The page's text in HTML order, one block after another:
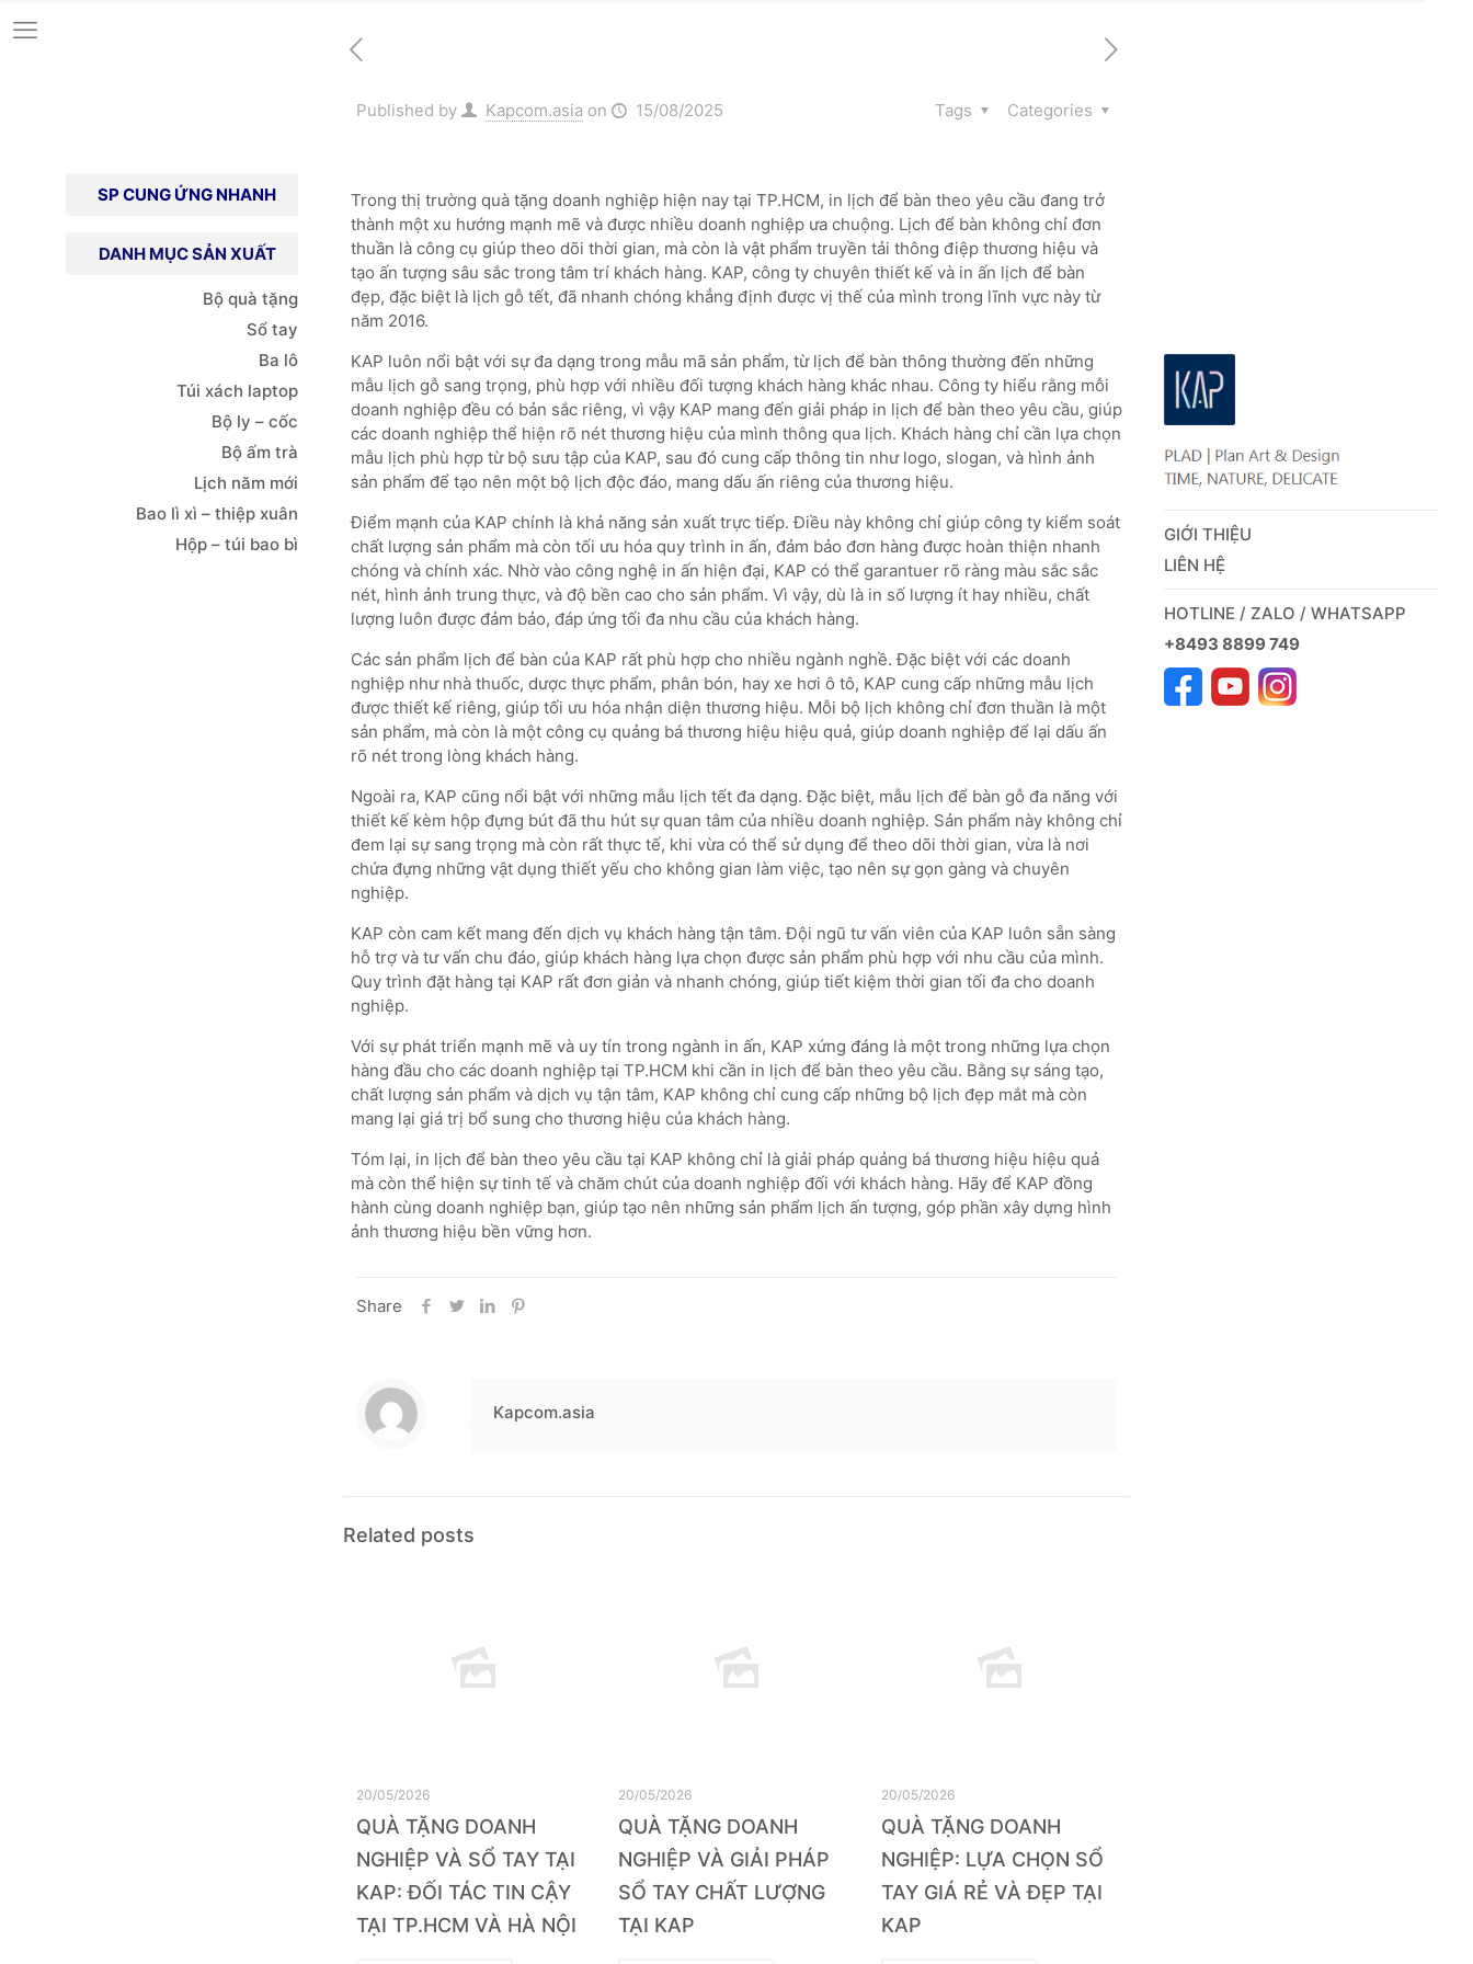
Published by Kapcom.asia on 15/08/2025 Categories
Tags
Trong thị trường quà tặng doanh nghiệp hiện nay tại TP.HCM, in lịch để bàn theo yêu cầu đang trở
thành một xu hướng mạnh mẽ và được nhiều doanh nghiệp ưa chuộng. Lịch để bàn không chỉ đơn
thuần là công cụ giúp theo dõi thời gian, mà còn là vật phẩm truyền tải thông điệp thương hiệu và
tạo ấn tượng sâu sắc trong tâm trí khách hàng. KAP, công ty chuyên thiết kế và in ấn lịch để bàn
đẹp, đặc biệt là lịch gỗ tết, đã nhanh chóng khẳng định được vị thế của mình trong lĩnh vực này từ
năm 2016.
KAP luôn nổi bật với sự đa dạng trong mẫu mã sản phẩm, từ lịch để bàn thông thường đến những
mẫu lịch gỗ sang trọng, phù hợp với nhiều đối tượng khách hàng khác nhau. Công ty hiểu rằng mỗi
doanh nghiệp đều có bản sắc riêng, vì vậy KAP mang đến giải pháp in lịch để bàn theo yêu cầu, giúp
các doanh nghiệp thể hiện rõ nét thương hiệu của mình thông qua lịch. Khách hàng chỉ cần lựa chọn
mẫu lịch phù hợp từ bộ sưu tập của KAP, sau đó cung cấp thông tin như logo, slogan, và hình ảnh
sản phẩm để tạo nên một bộ lịch độc đáo, mang dấu ấn riêng của thương hiệu.
Điểm mạnh của KAP chính là khả năng sản xuất trực tiếp. Điều này không chỉ giúp công ty kiểm soát
chất lượng sản phẩm mà còn tối ưu hóa quy trình in ấn, đảm bảo đơn hàng được hoàn thiện nhanh
chóng và chính xác. Nhờ vào công nghệ in ấn hiện đại, KAP có thể garantuer rõ ràng màu sắc sắc
nét, hình ảnh trung thực, và độ bền cao cho sản phẩm. Vì vậy, dù là in số lượng ít hay nhiều, chất
lượng luôn được đảm bảo, đáp ứng tối đa nhu cầu của khách hàng.
Các sản phẩm lịch để bàn của KAP rất phù hợp cho nhiều ngành nghề. Đặc biệt với các doanh
nghiệp như nhà thuốc, dược thực phẩm, phân bón, hay xe hơi ô tô, KAP cung cấp những mẫu lịch
được thiết kế riêng, giúp tối ưu hóa nhận diện thương hiệu. Mỗi bộ lịch không chỉ đơn thuần là một
sản phẩm, mà còn là một công cụ quảng bá thương hiệu hiệu quả, giúp doanh nghiệp để lại dấu ấn
rõ nét trong lòng khách hàng.
Ngoài ra, KAP cũng nổi bật với những mẫu lịch tết đa dạng. Đặc biệt, mẫu lịch để bàn gỗ đa năng với
thiết kế kèm hộp đựng bút đã thu hút sự quan tâm của nhiều doanh nghiệp. Sản phẩm này không chỉ
đem lại sự sang trọng mà còn rất thực tế, khi vừa có thể sử dụng để theo dõi thời gian, vừa là nơi
chứa đựng những vật dụng thiết yếu cho không gian làm việc, tạo nên sự gọn gàng và chuyên
nghiệp.
KAP còn cam kết mang đến dịch vụ khách hàng tận tâm. Đội ngũ tư vấn viên của KAP luôn sẵn sàng
hỗ trợ và tư vấn chu đáo, giúp khách hàng lựa chọn được sản phẩm phù hợp với nhu cầu của mình.
Quy trình đặt hàng tại KAP rất đơn giản và nhanh chóng, giúp tiết kiệm thời gian tối đa cho doanh
nghiệp.
Với sự phát triển mạnh mẽ và uy tín trong ngành in ấn, KAP xứng đáng là một trong những lựa chọn
hàng đầu cho các doanh nghiệp tại TP.HCM khi cần in lịch để bàn theo yêu cầu. Bằng sự sáng tạo,
chất lượng sản phẩm và dịch vụ tận tâm, KAP không chỉ cung cấp những bộ lịch đẹp mắt mà còn
mang lại giá trị bổ sung cho thương hiệu của khách hàng.
Tóm lại, in lịch để bàn theo yêu cầu tại KAP không chỉ là giải pháp quảng bá thương hiệu hiệu quả
mà còn thể hiện sự tinh tế và chăm chút của doanh nghiệp đối với khách hàng. Hãy để KAP đồng
hành cùng doanh nghiệp bạn, giúp tạo nên những sản phẩm lịch ấn tượng, góp phần xây dựng hình
ảnh thương hiệu bền vững hơn.
Share
Kapcom.asia
Related posts
20/05/2026
QUÀ TẶNG DOANH
NGHIỆP VÀ SỔ TAY TẠI
KAP: ĐỐI TÁC TIN CẬY
TẠI TP.HCM VÀ HÀ NỘI
20/05/2026
QUÀ TẶNG DOANH
NGHIỆP VÀ GIẢI PHÁP
SỔ TAY CHẤT LƯỢNG
TẠI KAP
20/05/2026
QUÀ TẶNG DOANH
NGHIỆP: LỰA CHỌN SỔ
TAY GIÁ RẺ VÀ ĐẸP TẠI
KAP
SP CUNG ỨNG NHANH
DANH MỤC SẢN XUẤT
Bộ quà tặng
Sổ tay
Ba lô
Túi xách laptop
Bộ ly – cốc
Bộ ấm trà
Lịch năm mới
Bao lì xì – thiệp xuân
Hộp – túi bao bì
GIỚI THIỆU
LIÊN HỆ
HOTLINE / ZALO / WHATSAPP
+8493 8899 749